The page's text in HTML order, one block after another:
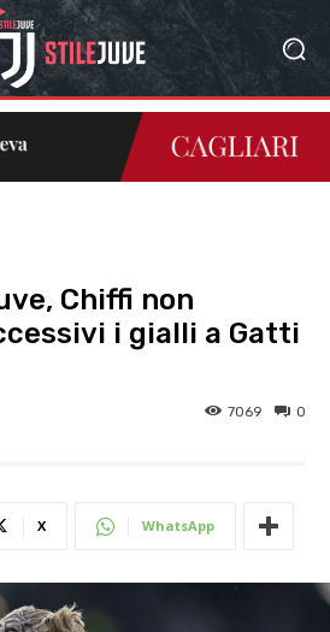
Chiffi non
i gialli a Gatti
0
7069
X WhatsApp